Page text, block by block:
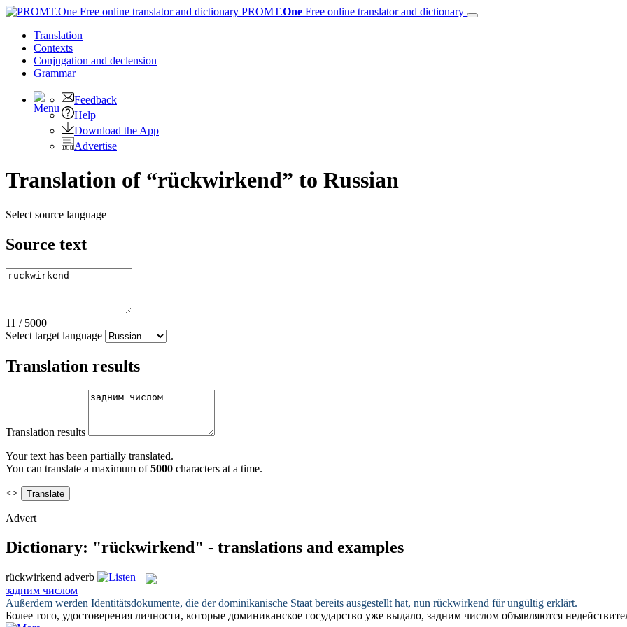
PROMT.One Free online translator and dictionary
Translation
Contexts
Conjugation and declension
Grammar
Feedback
Help
Download the App
Advertise
Translation of “rückwirkend” to Russian
Select source language
Source text
11 / 5000
Select target language
Translation results
Translation results
Your text has been partially translated.
You can translate a maximum of5000 characters at a time.
<>
Advert
Dictionary: "rückwirkend" - translations and examples
rückwirkend adverb
задним числом
Außerdem werden Identitätsdokumente, die der dominikanische Staat bereits ausgestellt hat, nun rückwirkend für ungültig erklärt.
Более того, удостоверения личности, которые доминиканское государство уже выдало, задним числом объявляются